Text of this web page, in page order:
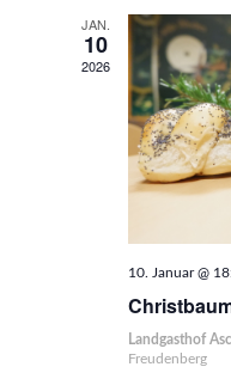
JAN.
10
2026
10. Januar @
Landgasthof
Freudenberg